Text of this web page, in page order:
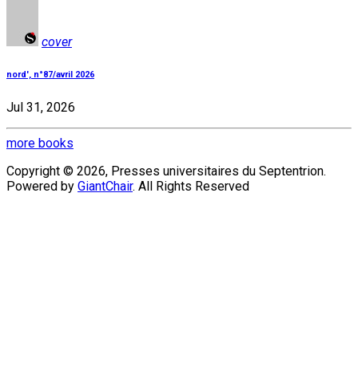
cover
nord', n°87/avril 2026
Jul 31, 2026
more books
Copyright © 2026, Presses universitaires du Septentrion.
Powered by GiantChair. All Rights Reserved